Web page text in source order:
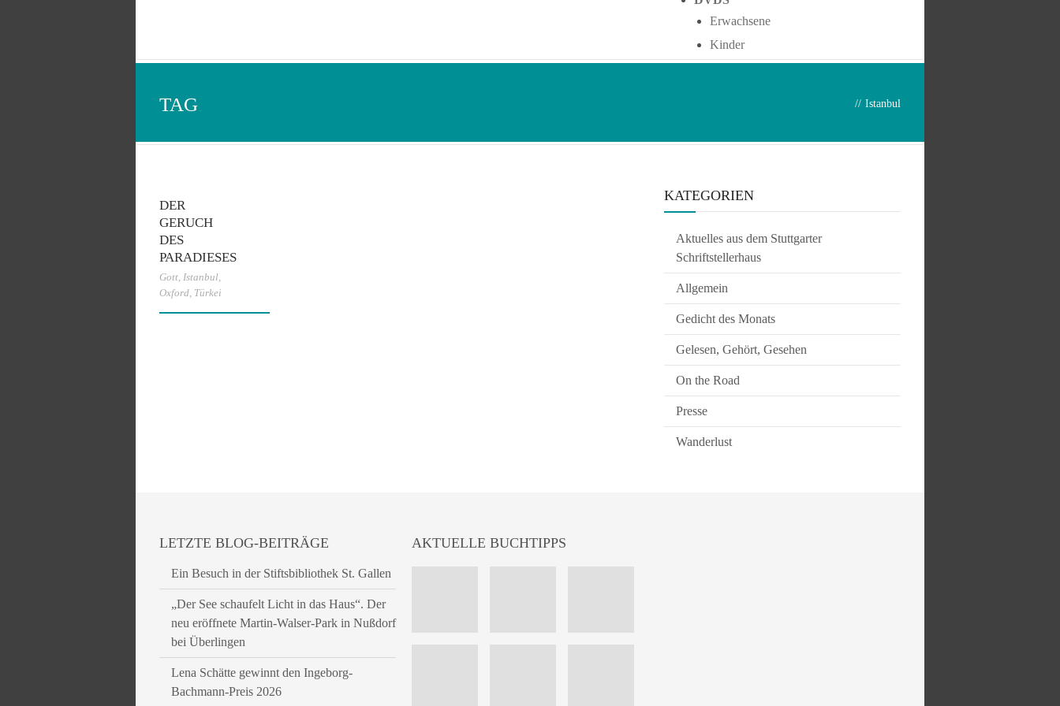
Erwachsene
Kinder
TAG // Istanbul
DER
GERUCH
DES
PARADIESES
Gott, Istanbul,
Oxford, Türkei
KATEGORIEN
Aktuelles aus dem Stuttgarter
Schriftstellerhaus
Allgemein
Gedicht des Monats
Gelesen, Gehört, Gesehen
On the Road
Presse
Wanderlust
LETZTE BLOG-BEITRÄGE
Ein Besuch in der Stiftsbibliothek St. Gallen
„Der See schaufelt Licht in das Haus“. Der
neu eröffnete Martin-Walser-Park in Nußdorf
bei Überlingen
Lena Schätte gewinnt den Ingeborg-
Bachmann-Preis 2026
AKTUELLE BUCHTIPPS